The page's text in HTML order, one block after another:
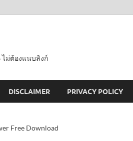
ไม่ต้องแนบลิงก์
DISCLAIMER PRIVACY POLICY
Free Download